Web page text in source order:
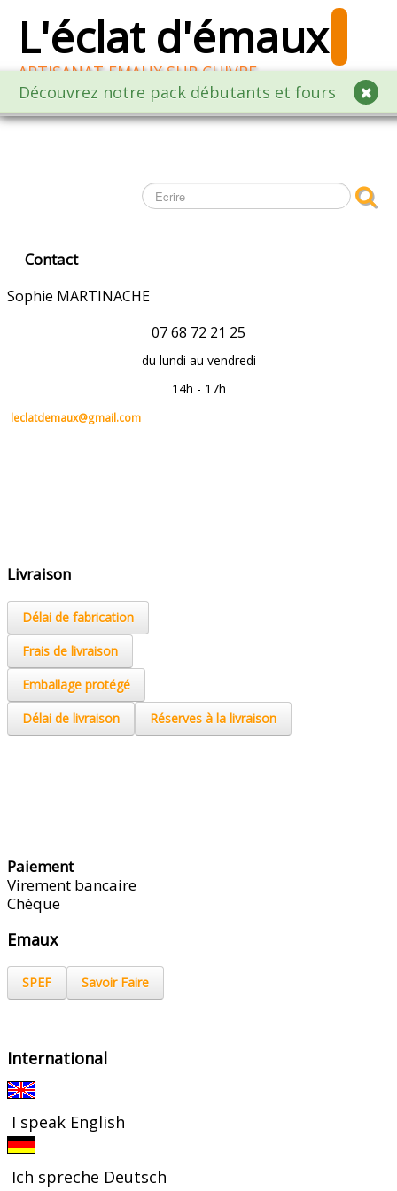
Découvrez notre pack débutants et fours
L'éclat d'émaux
ARTISANAT EMAUX SUR CUIVRE
Raccourci Boutique▼
ATELIERS CREATIFS
Une QUESTION?
Contact
Sophie MARTINACHE
07 68 72 21 25
du lundi au vendredi
14h - 17h
leclatdemaux@gmail.com
Livraison
Délai de fabrication
Frais de livraison
Emballage protégé
Délai de livraison
Réserves à la livraison
Paiement
Virement bancaire
Chèque
Emaux
SPEF Savoir Faire
International
I speak English
Ich spreche Deutsch